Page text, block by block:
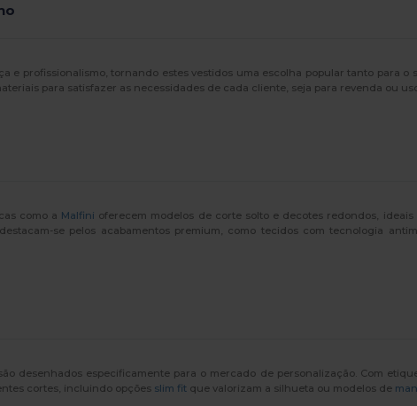
profissionalismo, tornando estes vestidos uma escolha popular tanto para o
para satisfazer as necessidades de cada cliente, seja para revenda ou
como a Malfini oferecem modelos de corte solto e decotes redondos,
destacam-se pelos acabamentos premium, como tecidos com tecnologia
são desenhados especificamente para o mercado de personalização. Com
cortes, incluindo opções slim fit que valorizam a silhueta ou modelos de